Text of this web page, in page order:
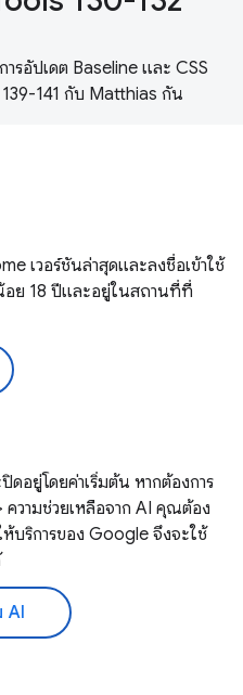
ารอัปเดต Baseline และ CSS
141 กับ Matthias กัน
เวอร์ชันล่าสุดและลงชื่อเข้าใช้
ย 18 ปีและอยู่ในสถานที่ที่
ดอยู่โดยค่าเริ่มต้น หากต้องการ
ความช่วยเหลือจาก AI คุณต้อง
บริการของ Google จึงจะใช้
AI